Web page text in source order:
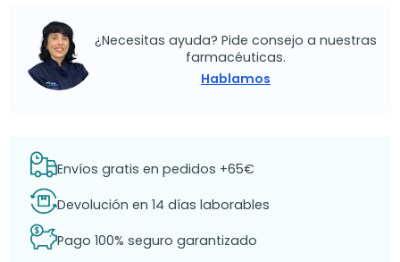
¿Necesitas ayuda? Pide consejo a nuestras
farmacéuticas.
Hablamos
Envíos gratis en pedidos +65€
Devolución en 14 días laborables
Pago 100% seguro garantizado